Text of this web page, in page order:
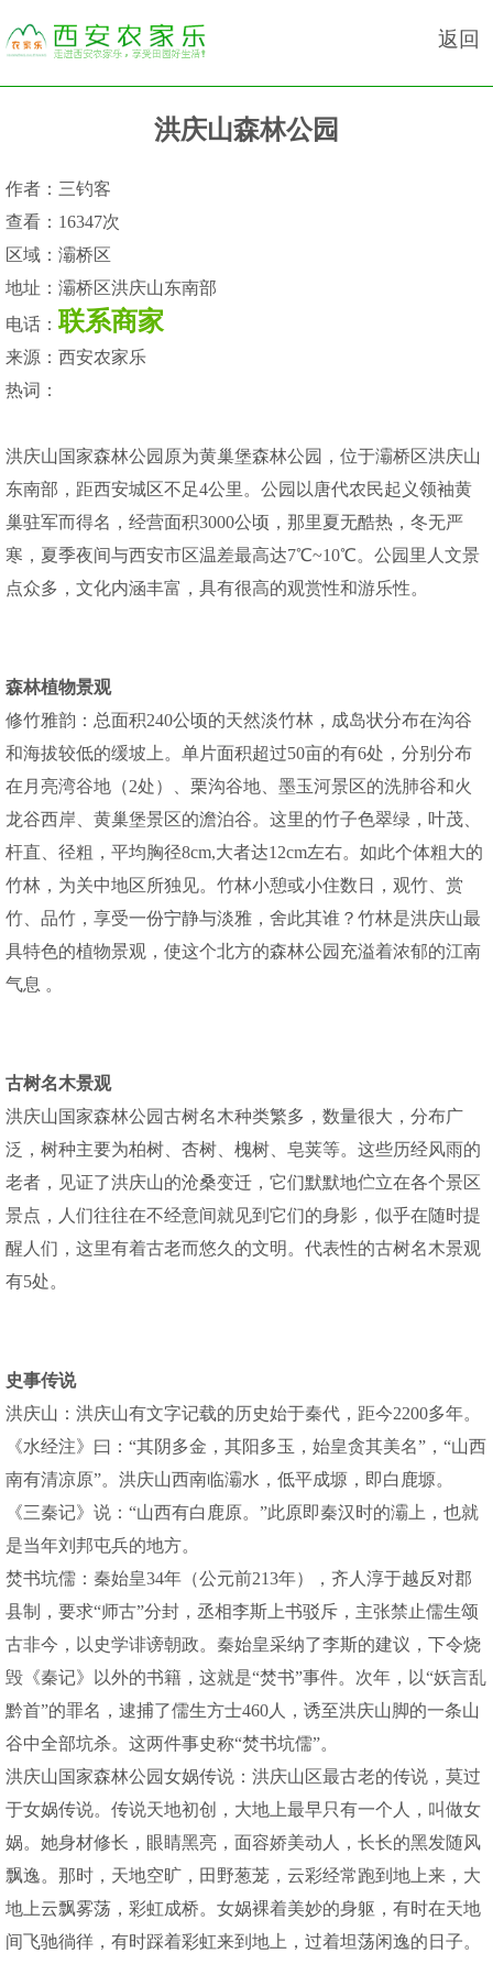
返回
洪庆山森林公园
作者： 三钓客
查看： 16347次
区域： 灞桥区
地址： 灞桥区洪庆山东南部
电话：联系商家
来源： 西安农家乐
热词：
洪庆山国家森林公园原为黄巢堡森林公园，位于灞桥区洪庆山
东南部，距西安城区不足4公里。公园以唐代农民起义领袖黄
巢驻军而得名，经营面积3000公顷，那里夏无酷热，冬无严
寒，夏季夜间与西安市区温差最高达7℃~10℃。公园里人文景
点众多，文化内涵丰富，具有很高的观赏性和游乐性。
森林植物景观
修竹雅韵：总面积240公顷的天然淡竹林，成岛状分布在沟谷
和海拔较低的缓坡上。单片面积超过50亩的有6处，分别分布
在月亮湾谷地（2处）、栗沟谷地、墨玉河景区的洗肺谷和火
龙谷西岸、黄巢堡景区的澹泊谷。这里的竹子色翠绿，叶茂、
杆直、径粗，平均胸径8cm,大者达12cm左右。如此个体粗大的
竹林，为关中地区所独见。竹林小憩或小住数日，观竹、赏
竹、品竹，享受一份宁静与淡雅，舍此其谁？竹林是洪庆山最
具特色的植物景观，使这个北方的森林公园充溢着浓郁的江南
气息 。
古树名木景观
洪庆山国家森林公园古树名木种类繁多，数量很大，分布广
泛，树种主要为柏树、杏树、槐树、皂荚等。这些历经风雨的
老者，见证了洪庆山的沧桑变迁，它们默默地伫立在各个景区
景点，人们往往在不经意间就见到它们的身影，似乎在随时提
醒人们，这里有着古老而悠久的文明。代表性的古树名木景观
有5处。
史事传说
洪庆山：洪庆山有文字记载的历史始于秦代，距今2200多年。
《水经注》曰：“其阴多金，其阳多玉，始皇贪其美名”，“山西
南有清凉原”。洪庆山西南临灞水，低平成塬，即白鹿塬。
《三秦记》说：“山西有白鹿原。”此原即秦汉时的灞上，也就
是当年刘邦屯兵的地方。
焚书坑儒：秦始皇34年（公元前213年），齐人淳于越反对郡
县制，要求“师古”分封，丞相李斯上书驳斥，主张禁止儒生颂
古非今，以史学诽谤朝政。秦始皇采纳了李斯的建议，下令烧
毁《秦记》以外的书籍，这就是“焚书”事件。次年，以“妖言乱
黔首”的罪名，逮捕了儒生方士460人，诱至洪庆山脚的一条山
谷中全部坑杀。这两件事史称“焚书坑儒”。
洪庆山国家森林公园女娲传说：洪庆山区最古老的传说，莫过
于女娲传说。传说天地初创，大地上最早只有一个人，叫做女
娲。她身材修长，眼睛黑亮，面容娇美动人，长长的黑发随风
飘逸。那时，天地空旷，田野葱茏，云彩经常跑到地上来，大
地上云飘雾荡，彩虹成桥。女娲裸着美妙的身躯，有时在天地
间飞驰徜徉，有时踩着彩虹来到地上，过着坦荡闲逸的日子。